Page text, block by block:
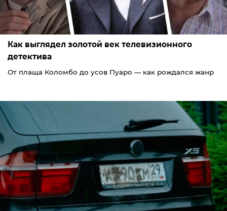
Как выглядел золотой век телевизионного
детектива
От плаща Коломбо до усов Пуаро — как рождался жанр